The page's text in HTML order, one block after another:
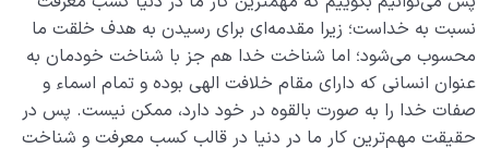
به اسماء الهی دست یابیم؟
تضاد عرصه رشد؛ تضادها چرا و چگونه مسیر رشد ما را
هموار می کنند؟
کیفیت ورود به آخرت؛ چگونه برای آخرت بهترین آمادگی را
نسبت به خداست؛ زیرا مقدمه‌ای برای رسیدن به هدف خلقت ما
محسوب می‌شود؛ اما شناخت خدا هم جز با شناخت خودمان به
عنوان انسانی که دارای مقام خلافت الهی بوده و تمام اسماء و
صفات خدا را به صورت بالقوه در خود دارد، ممکن نیست. پس در
حقیقت مهم‌ترین کار ما در دنیا در قالب کسب معرفت و شناخت